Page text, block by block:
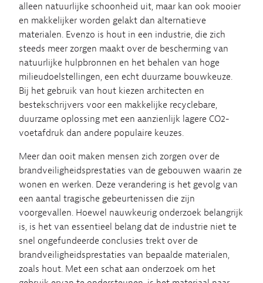
alleen natuurlijke schoonheid uit, maar kan ook mooier
en makkelijker worden gelakt dan alternatieve
materialen. Evenzo is hout in een industrie, die zich
steeds meer zorgen maakt over de bescherming van
natuurlijke hulpbronnen en het behalen van hoge
milieudoelstellingen, een echt duurzame bouwkeuze.
Bij het gebruik van hout kiezen architecten en
bestekschrijvers voor een makkelijke recyclebare,
duurzame oplossing met een aanzienlijk lagere CO2-
voetafdruk dan andere populaire keuzes.
Meer dan ooit maken mensen zich zorgen over de
brandveiligheidsprestaties van de gebouwen waarin ze
wonen en werken. Deze verandering is het gevolg van
een aantal tragische gebeurtenissen die zijn
voorgevallen. Hoewel nauwkeurig onderzoek belangrijk
is, is het van essentieel belang dat de industrie niet te
snel ongefundeerde conclusies trekt over de
brandveiligheidsprestaties van bepaalde materialen,
zoals hout. Met een schat aan onderzoek om het